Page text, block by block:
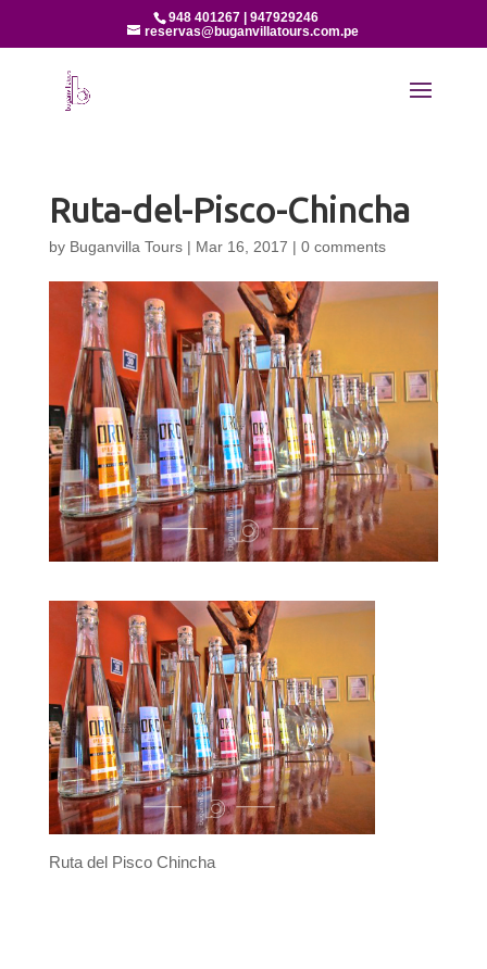
948 401267 | 947929246
reservas@buganvillatours.com.pe
Ruta-del-Pisco-Chincha
by Buganvilla Tours| Mar 16, 2017 | 0 comments
Ruta del Pisco Chincha